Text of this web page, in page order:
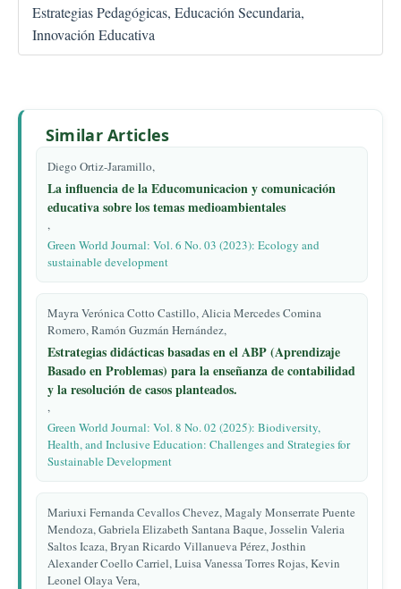
Estrategias Pedagógicas, Educación Secundaria,
Innovación Educativa
Similar Articles
Diego Ortiz-Jaramillo,
La influencia de la Educomunicacion y comunicación
educativa sobre los temas medioambientales
,
Green World Journal: Vol. 6 No. 03 (2023): Ecology and
sustainable development
Mayra Verónica Cotto Castillo, Alicia Mercedes Comina
Romero, Ramón Guzmán Hernández,
Estrategias didácticas basadas en el ABP (Aprendizaje
Basado en Problemas) para la enseñanza de contabilidad
y la resolución de casos planteados.
,
Green World Journal: Vol. 8 No. 02 (2025): Biodiversity,
Health, and Inclusive Education: Challenges and Strategies for
Sustainable Development
Mariuxi Fernanda Cevallos Chevez, Magaly Monserrate Puente
Mendoza, Gabriela Elizabeth Santana Baque, Josselin Valeria
Saltos Icaza, Bryan Ricardo Villanueva Pérez, Josthin
Alexander Coello Carriel, Luisa Vanessa Torres Rojas, Kevin
Leonel Olaya Vera,